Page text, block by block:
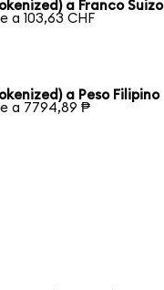
a Franco Suizo
a 103,63 CHF
a Peso Filipino
a 7794,89 ₱